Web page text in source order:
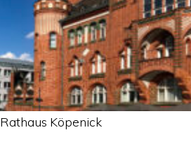
Rathaus Köpenick